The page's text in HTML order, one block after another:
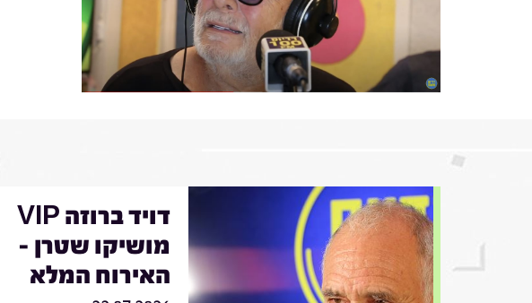
דויד ברוזה VIP
מושיקו שטרן -
האירוח המלא